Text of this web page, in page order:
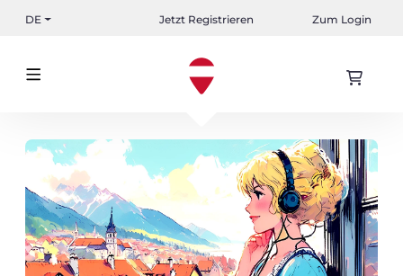
DE Jetzt Registrieren Zum Login